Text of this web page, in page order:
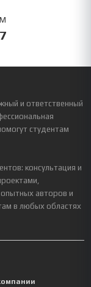
и ответственный
студентам
консультация и
авторов и
в любых областях